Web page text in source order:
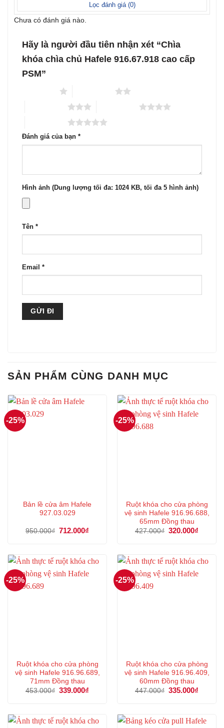
Lọc đánh giá (0)
Chưa có đánh giá nào.
Hãy là người đầu tiên nhận xét “Chìa
khóa chìa chủ Hafele 916.67.918 cao cấp
PSM”
Đánh giá của bạn *
Hình ảnh (Dung lượng tối đa: 1024 KB, tối đa 5 hình ảnh)
Tên *
Email *
SẢN PHẨM CÙNG DANH MỤC
-25%
Bản lề cửa âm Hafele
927.03.029
950.000₫ Giá
712.000₫
712.000₫.
-25%
Ruột khóa cho cửa phòng
vệ sinh Hafele 916.96.688,
65mm Đồng thau
427.000₫ Giá
320.000₫
-25%
Ruột khóa cho cửa phòng
vệ sinh Hafele 916.96.689,
71mm Đồng thau
453.000₫ Giá
339.000₫
339.000₫.
-25%
Ruột khóa cho cửa phòng
vệ sinh Hafele 916.96.409,
60mm Đồng thau
447.000₫ Giá
335.000₫